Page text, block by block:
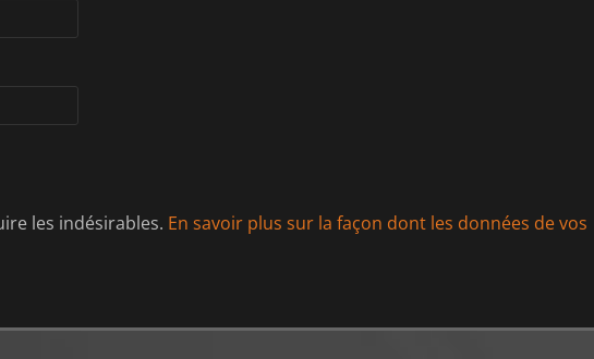
les indésirables. En savoir plus sur la façon dont les données de vos